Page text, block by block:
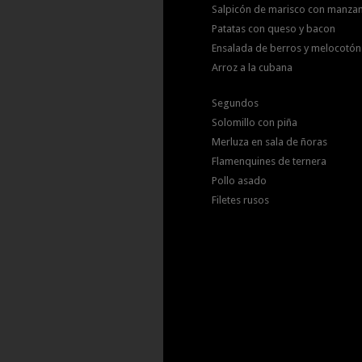
Salpicón de marisco con
Patatas con queso y bacon
Ensalada de berros y melocotón
Arroz a la cubana
Segundos
Solomillo con piña
Merluza en sala de ñoras
Flamenquines de ternera
Pollo asado
Filetes rusos